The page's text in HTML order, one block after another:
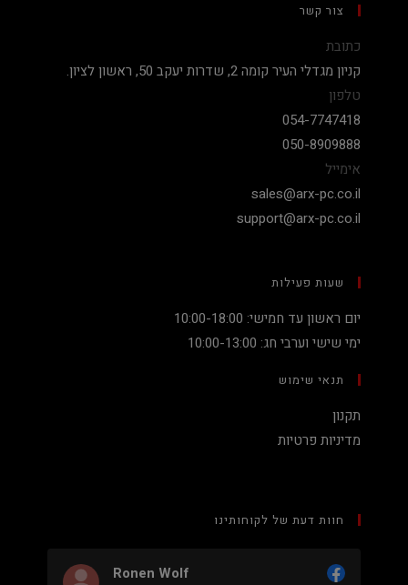
צור קשר
כתובת
קניון מגדלי העיר קומה 2, שדרות יעקב 50, ראשון לציון.
טלפון
054-7747418
050-8909888
אימייל
sales@arx-pc.co.il
support@arx-pc.co.il
שעות פעילות
יום ראשון עד חמישי: 10:00-18:00
ימי שישי וערבי חג: 10:00-13:00
תנאי שימוש
תקנון
מדיניות פרטיות
חוות דעת של לקוחותינו
Ronen Wolf